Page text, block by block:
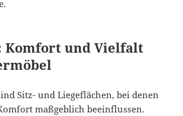
Komfort und Vielfalt
Sitz- und Liegeflächen, bei denen
maßgeblich beeinflussen.